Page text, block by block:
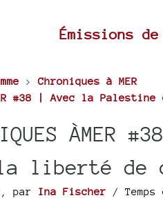
Émissions
>Chroniques à MER
#38 | Avec la
liberté de
par Ina Fischer /